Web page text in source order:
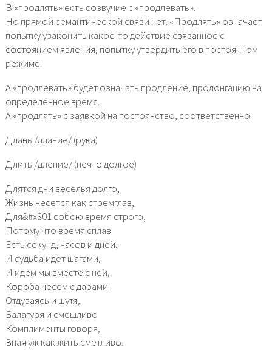
В «продлять» есть созвучие с «продлевать».
Но прямой семантической связи нет. «Продлять» означает
попытку узаконить какое-то действие связанное с
состоянием явления, попытку утвердить его в постоянном
режиме.
А «продлевать» будет означать продление, пролонгацию на
определенное время.
А «продлять» с заявкой на постоянство, соответственно.
Длань /длание/ (рука)
Длить /дление/ (нечто долгое)
Длятся дни веселья долго,
Жизнь несется как стремглав,
Для&#x301 собою время строго,
Потому что время сплав
Есть секунд, часов и дней,
И судьба идет шагами,
И идем мы вместе с ней,
Короба несем с дарами
Отдуваясь и шутя,
Балагуря и смешливо
Комплименты говоря,
Зная уж как жить сметливо.